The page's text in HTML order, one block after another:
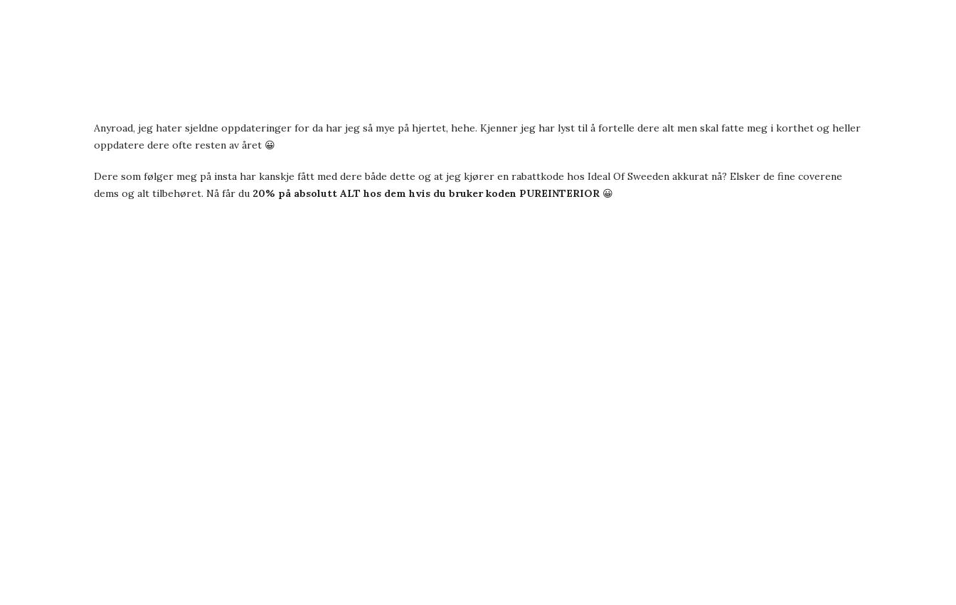
Anyroad, jeg hater sjeldne oppdateringer for da har jeg så mye på hjertet, hehe. Kjenner jeg har lyst til å fortelle dere alt men skal fatte meg i korthet og heller
oppdatere dere ofte resten av året 😀
Dere som følger meg på insta har kanskje fått med dere både dette og at jeg kjører en rabattkode hos Ideal Of Sweeden akkurat nå? Elsker de fine coverene
dems og alt tilbehøret. Nå får du 20% på absolutt ALT hos dem hvis du bruker koden PUREINTERIOR 😀